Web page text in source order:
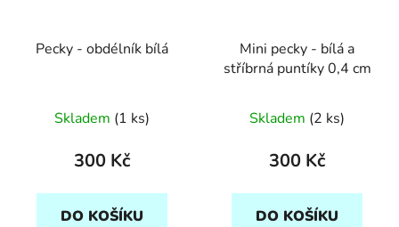
Pecky - obdélník bílá
Skladem (1 ks)
300 Kč
DO KOŠÍKU
Mini pecky - bílá a
stříbrná puntíky 0,4 cm
Skladem (2 ks)
300 Kč
DO KOŠÍKU